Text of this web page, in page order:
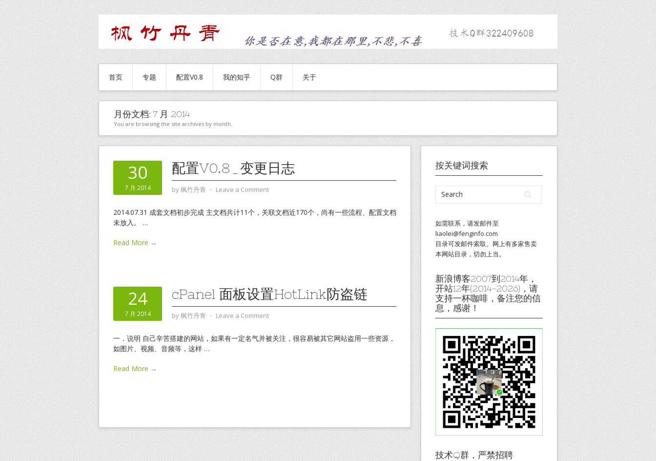
首页 专题 配置V0.8 我的知乎 Q群 关于
月份文档: 7 月 2014
You are browsing the site archives by month.
30
7 月 2014
配置V0.8_变更日志
by枫竹丹青 ⋅ Leave a Comment
2014.07.31 成套文档初步完成 主文档共计11个，关联文档近170个，尚有一些流程、配置文档
未放入。 …
Read More →
24
7 月 2014
cPanel 面板设置HotLink防盗链
by枫竹丹青 ⋅ Leave a Comment
一．说明 自己辛苦搭建的网站，如果有一定名气并被关注，很容易被其它网站盗用一些资源，
如图片、视频、音频等，这样 …
Read More →
按关键词搜索
如需联系，请发邮件至
liaolei@fenginfo.com
目录可发邮件索取。网上有多家售卖
本网站目录，切勿上当。
新浪博客2007到2014年，
开站12年(2014-2026)，请
支持一杯咖啡，备注您的信
息，感谢！
技术Q群，严禁招聘